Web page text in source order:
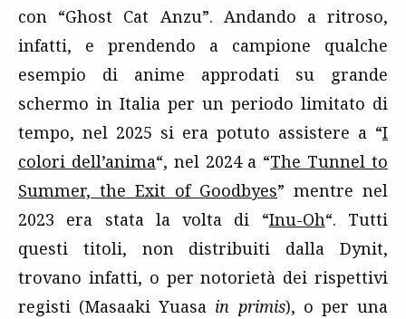
con “Ghost Cat Anzu”. Andando a ritroso,
infatti, e prendendo a campione qualche
esempio di anime approdati su grande
schermo in Italia per un periodo limitato di
tempo, nel 2025 si era potuto assistere a “I
colori dell’anima“, nel 2024 a “The Tunnel to
Summer, the Exit of Goodbyes” mentre nel
2023 era stata la volta di “Inu-Oh“. Tutti
questi titoli, non distribuiti dalla Dynit,
trovano infatti, o per notorietà dei rispettivi
registi (Masaaki Yuasa in primis), o per una